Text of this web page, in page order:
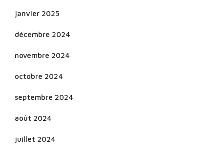
janvier 2025
décembre 2024
novembre 2024
octobre 2024
septembre 2024
août 2024
juillet 2024